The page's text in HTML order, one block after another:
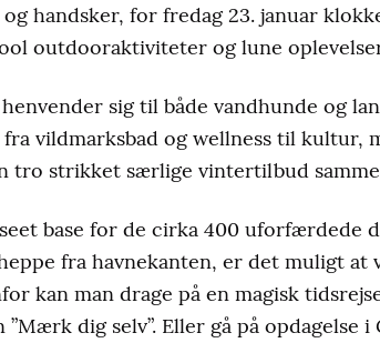
og handsker, for fredag 23. januar
outdooraktiviteter og lune
sig til både vandhunde og
vildmarksbad og wellness til kultur,
tro strikket særlige vintertilbud
base for de cirka 400 uforfærdede
fra havnekanten, er det muligt at
kan man drage på en magisk
dig selv”. Eller gå på opdagelse